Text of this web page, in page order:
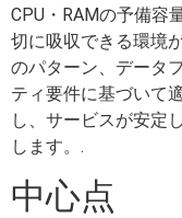
CPU・RAMの予備容
切に吸収できる環境
のパターン、データ
ティ要件に基づいて
し、サービスが安定
します。.
中心点